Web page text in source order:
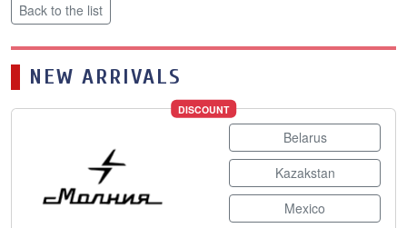
Back to the list
NEW ARRIVALS
DISCOUNT
Belarus
Kazakstan
Mexico